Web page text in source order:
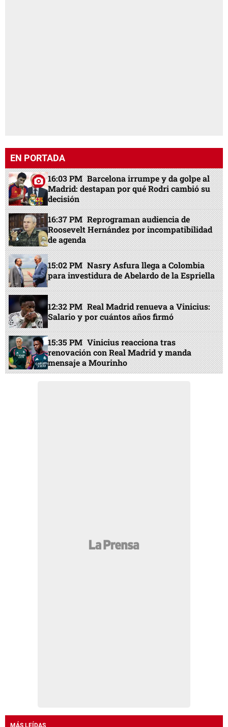
EN PORTADA
16:03 PM Barcelona irrumpe y da golpe al
Madrid: destapan por qué Rodri cambió su
decisión
16:37 PM Reprograman audiencia de
Roosevelt Hernández por incompatibilidad
de agenda
15:02 PM Nasry Asfura llega a Colombia
para investidura de Abelardo de la Espriella
12:32 PM Real Madrid renueva a Vinicius:
Salario y por cuántos años firmó
15:35 PM Vinicius reacciona tras
renovación con Real Madrid y manda
mensaje a Mourinho
MÁS LEÍDAS